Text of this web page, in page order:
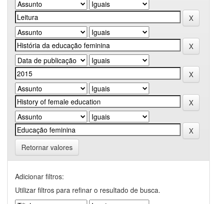
Retornar valores
Adicionar filtros:
Utilizar filtros para refinar o resultado de busca.